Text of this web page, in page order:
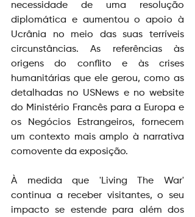
necessidade de uma resolução
diplomática e aumentou o apoio à
Ucrânia no meio das suas terríveis
circunstâncias. As referências às
origens do conflito e às crises
humanitárias que ele gerou, como as
detalhadas no USNews e no website
do Ministério Francês para a Europa e
os Negócios Estrangeiros, fornecem
um contexto mais amplo à narrativa
comovente da exposição.
À medida que 'Living The War'
continua a receber visitantes, o seu
impacto se estende para além dos